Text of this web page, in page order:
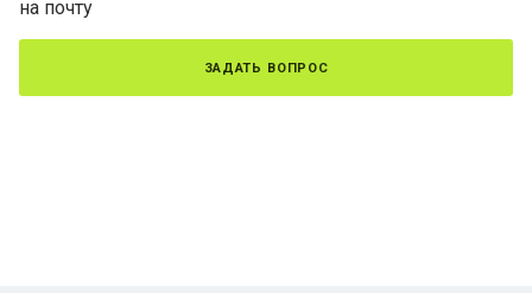
на почту
задать вопрос